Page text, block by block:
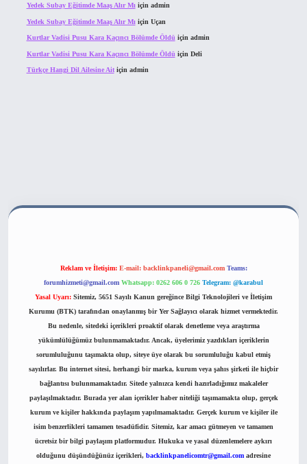
Yedek Subay Eğitimde Maaş Alır Mı için admin
Yedek Subay Eğitimde Maaş Alır Mı için Uçan
Kurtlar Vadisi Pusu Kara Kaçıncı Bölümde Öldü için admin
Kurtlar Vadisi Pusu Kara Kaçıncı Bölümde Öldü için Deli
Türkçe Hangi Dil Ailesine Aitiçin admin
Reklam ve İletişim: E-mail: backlinkpaneli@gmail.com Teams:
forumhizmeti@gmail.com Whatsapp: 0262 606 0 726 Telegram: @karabul
Yasal Uyarı: Sitemiz, 5651 Sayılı Kanun gereğince Bilgi Teknolojileri ve İletişim
Kurumu (BTK) tarafından onaylanmış bir Yer Sağlayıcı olarak hizmet vermektedir.
Bu nedenle, sitedeki içerikleri proaktif olarak denetleme veya araştırma
yükümlülüğümüz bulunmamaktadır. Ancak, üyelerimiz yazdıkları içeriklerin
sorumluluğunu taşımakta olup, siteye üye olarak bu sorumluluğu kabul etmiş
sayılırlar. Bu internet sitesi, herhangi bir marka, kurum veya şahıs şirketi ile hiçbir
bağlantısı bulunmamaktadır. Sitede yalnızca kendi hazırladığımız makaleler
paylaşılmaktadır. Burada yer alan içerikler haber niteliği taşımamakta olup, gerçek
kurum ve kişiler hakkında paylaşım yapılmamaktadır. Gerçek kurum ve kişiler ile
isim benzerlikleri tamamen tesadüfidir. Sitemiz, kar amacı gütmeyen ve tamamen
ücretsiz bir bilgi paylaşım platformudur. Hukuka ve yasal düzenlemelere aykırı
olduğunu düşündüğünüz içerikleri, backlinkpanelicomtr@gmail.com adresine